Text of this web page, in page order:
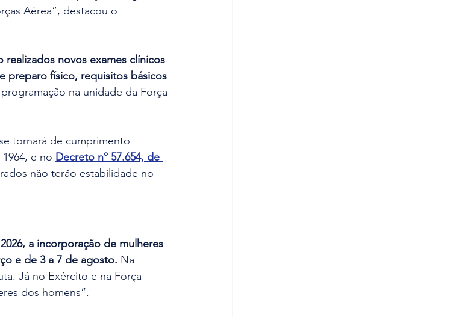
Aérea”, destacou o
novos exames clínicos
preparo físico, requisitos básicos
na unidade da Força
tornará de cumprimento
e no Decreto nº 57.654, de
não terão estabilidade no
a incorporação de mulheres
e de 3 a 7 de agosto. Na
Já no Exército e na Força
dos homens”.